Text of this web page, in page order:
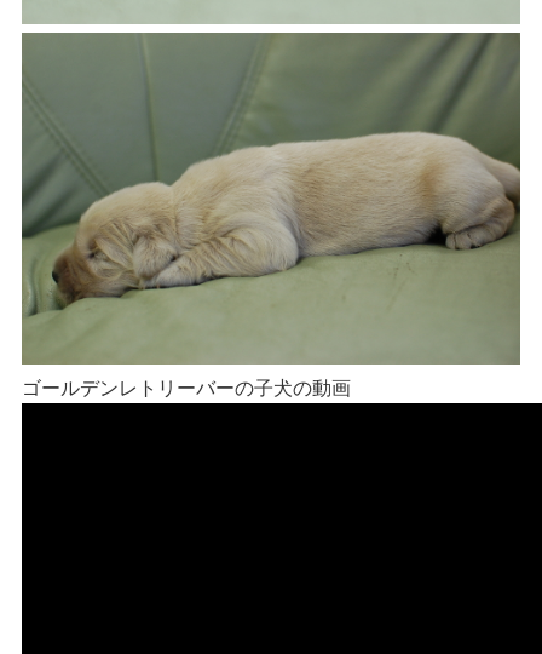
ゴールデンレトリーバーの子犬の動画